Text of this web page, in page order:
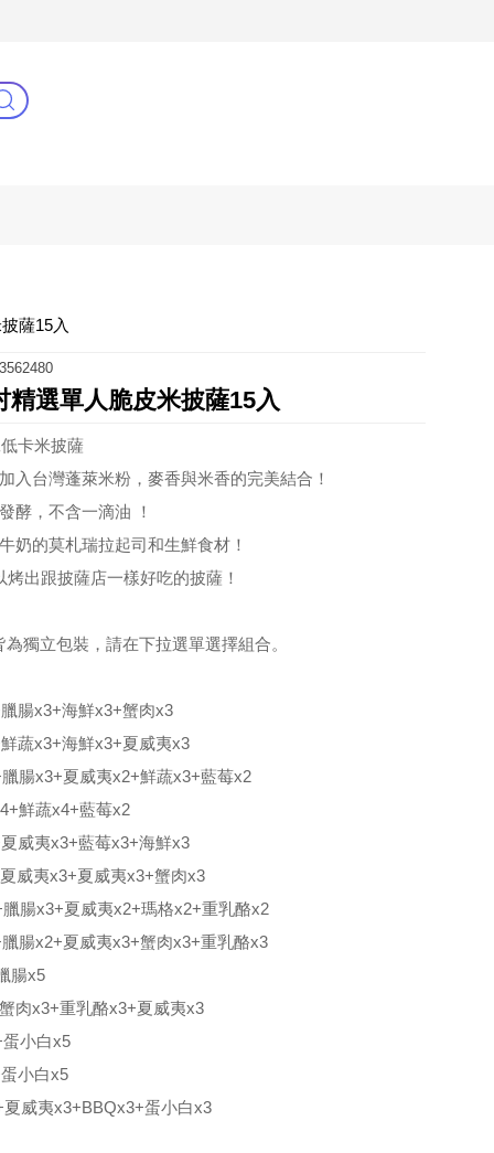
薩15入
精選單人脆皮米披薩15入
卡米披薩
入台灣蓬萊米粉，麥香與米香的完美結合！
酵，不含一滴油 ！
奶的莫札瑞拉起司和生鮮食材！
出跟披薩店一樣好吃的披薩！
獨立包裝，請在下拉選單選擇組合。
腸x3+海鮮x3+蟹肉x3
蔬x3+海鮮x3+夏威夷x3
腸x3+夏威夷x2+鮮蔬x3+藍莓x2
鮮蔬x4+藍莓x2
威夷x3+藍莓x3+海鮮x3
威夷x3+夏威夷x3+蟹肉x3
腸x3+夏威夷x2+瑪格x2+重乳酪x2
腸x2+夏威夷x3+蟹肉x3+重乳酪x3
腸x5
肉x3+重乳酪x3+夏威夷x3
小白x5
小白x5
威夷x3+BBQx3+蛋小白x3